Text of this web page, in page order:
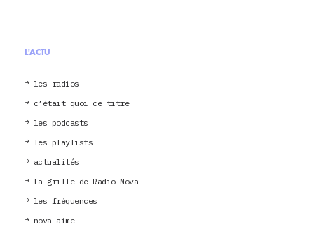
L'ACTU
les radios
c’était quoi ce titre
les podcasts
les playlists
actualités
La grille de Radio Nova
les fréquences
nova aime